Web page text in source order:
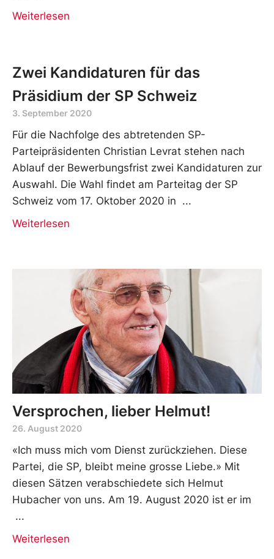
Weiterlesen
Zwei Kandidaturen für das
Präsidium der SP Schweiz
3. September 2020
Für die Nachfolge des abtretenden SP-
Parteipräsidenten Christian Levrat stehen nach
Ablauf der Bewerbungsfrist zwei Kandidaturen zur
Auswahl. Die Wahl findet am Parteitag der SP
Schweiz vom 17. Oktober 2020 in
Weiterlesen
Versprochen, lieber Helmut!
26. August 2020
«Ich muss mich vom Dienst zurückziehen. Diese
Partei, die SP, bleibt meine grosse Liebe.» Mit
diesen Sätzen verabschiedete sich Helmut
Hubacher von uns. Am 19. August 2020 ist er im
Weiterlesen